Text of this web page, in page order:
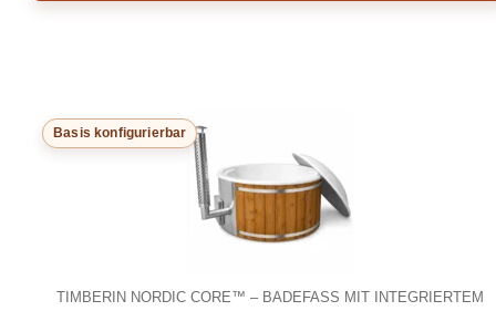
Basis konfigurierbar
TIMBERIN NORDIC CORE™ – BADEFASS MIT INTEGRIERTEM